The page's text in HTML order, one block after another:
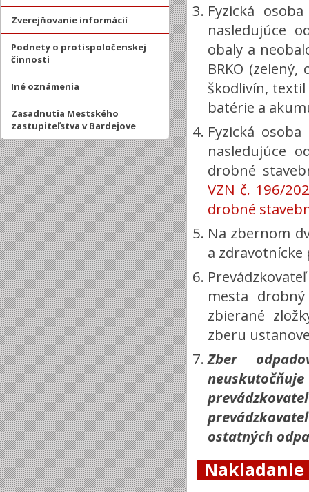
Zverejňovanie informácií
Podnety o protispoločenskej
činnosti
Iné oznámenia
Zasadnutia Mestského
zastupiteľstva v Bardejove
Fyzická
nasledujúce
obaly a
BRKO
škodlivín,
batérie a
Fyzická
nasledujúce
drobné
VZN č. 196/
drobné
Na zbernom
a zdravotnícke
mesta
zbierané
zberu
Zber
ostatných